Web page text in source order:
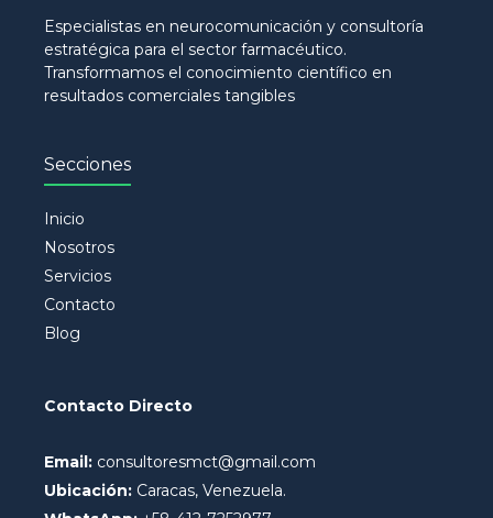
Especialistas en neurocomunicación y consultoría
estratégica para el sector farmacéutico.
Transformamos el conocimiento científico en
resultados comerciales tangibles
Secciones
Inicio
Nosotros
Servicios
Contacto
Blog
Contacto Directo
Email: consultoresmct@gmail.com
Ubicación: Caracas, Venezuela.